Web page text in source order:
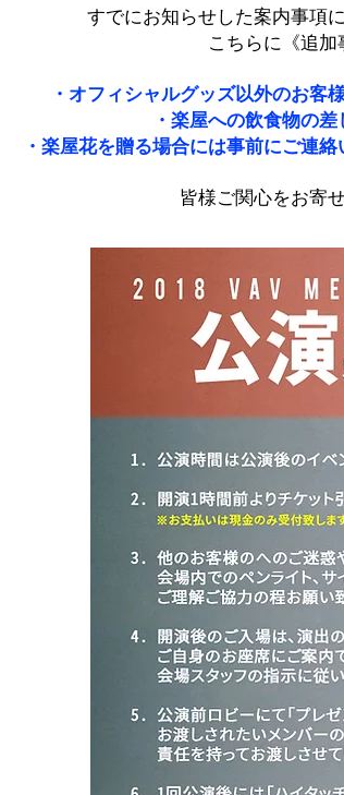
すでにお知らせした案内事項
こちらに《追加
・オフィシャルグッズ以外のお客
・楽屋への飲食物の
・楽屋花を贈る場合には事前にご連
皆様ご関心をお寄